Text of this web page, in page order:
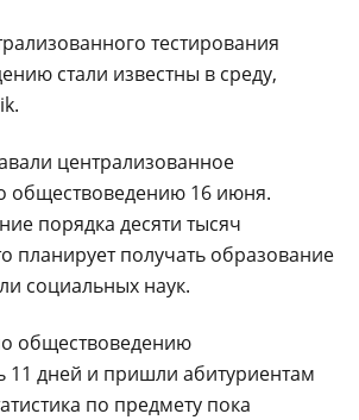
тестирования
стали известны в среду,
централизованное
обществоведению 16 июня.
порядка десяти тысяч
планирует получать образование
социальных наук.
обществоведению
11 дней и пришли абитуриентам
по предмету пока